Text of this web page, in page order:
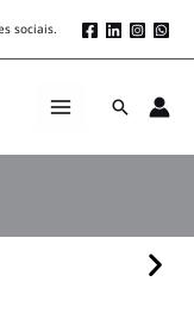
sociais.
Search